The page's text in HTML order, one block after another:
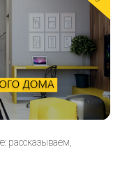
рассказываем,